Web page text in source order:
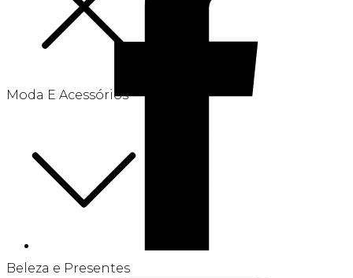
Moda E Acessórios
Beleza e Presentes